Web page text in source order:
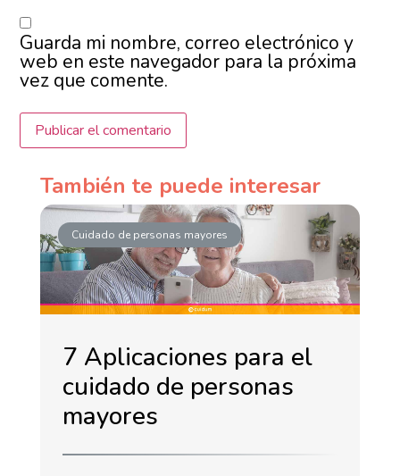
Guarda mi nombre, correo electrónico y
web en este navegador para la próxima
vez que comente.
También te puede interesar
Cuidado de personas mayores
7 Aplicaciones para el
cuidado de personas
mayores